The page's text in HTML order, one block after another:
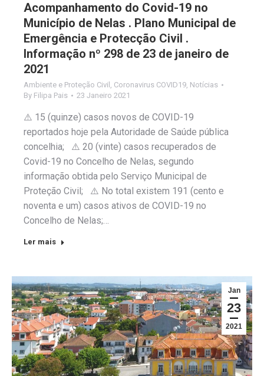
Acompanhamento do Covid-19 no
Município de Nelas . Plano Municipal de
Emergência e Protecção Civil .
Informação nº 298 de 23 de janeiro de
2021
Ambiente e Proteção Civil , Coronavirus COVID19, Notícias
By Filipa Pais 23 Janeiro 2021
⚠️ 15 (quinze) casos novos de COVID-19
reportados hoje pela Autoridade de Saúde pública
concelhia; ⚠️ 20 (vinte) casos recuperados de
Covid-19 no Concelho de Nelas, segundo
informação obtida pelo Serviço Municipal de
Proteção Civil; ⚠️ No total existem 191 (cento e
noventa e um) casos ativos de COVID-19 no
Concelho de Nelas;…
Ler mais
Jan
23
2021